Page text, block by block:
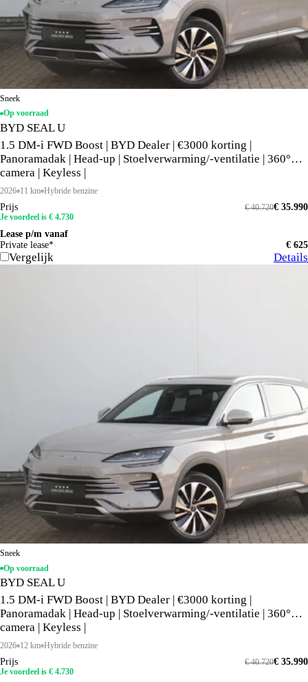
Sneek
Op voorraad
BYD SEAL U
1.5 DM-i FWD Boost | BYD Dealer | €3000 korting |
Panoramadak | Head-up | Stoelverwarming/-ventilatie | 360°
camera | Keyless |
2026 11 km Hybride benzine
Prijs € 35.990
€ 40.720
Je voordeel is € 4.730
Lease p/m vanaf
Private lease*
€ 625
Vergelijk Details
Sneek
Op voorraad
BYD SEAL U
1.5 DM-i FWD Boost | BYD Dealer | €3000 korting |
Panoramadak | Head-up | Stoelverwarming/-ventilatie | 360°
camera | Keyless |
2026 12 km Hybride benzine
Prijs € 35.990
€ 40.720
Je voordeel is € 4.730